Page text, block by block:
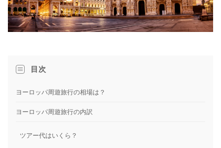
目次
ヨーロッパ周遊旅行の相場は？
ヨーロッパ周遊旅行の内訳
ツアー代はいくら？